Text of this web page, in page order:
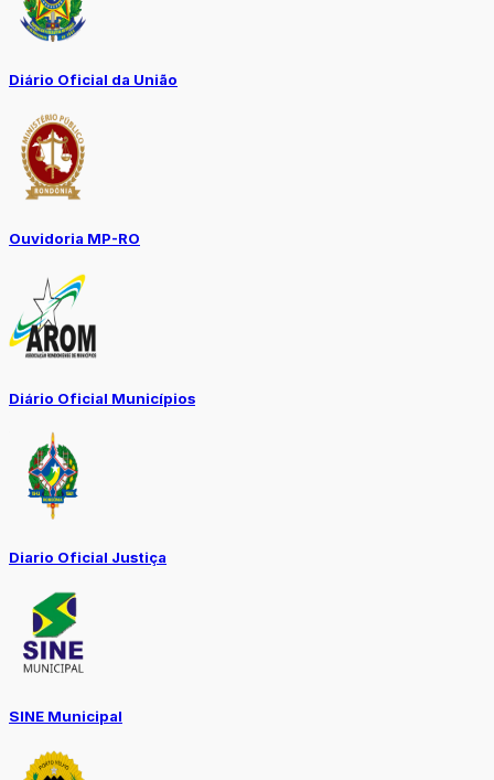
Diário Oficial da União
Ouvidoria MP-RO
Diário Oficial Municípios
Diario Oficial Justiça
SINE Municipal